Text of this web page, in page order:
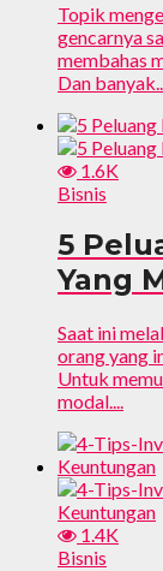
Topik
gencarnya
membahas
Dan banyak...
1.6K
Bisnis
5
Yang
Saat ini
orang yang
Untuk
modal....
1.4K
Bisnis